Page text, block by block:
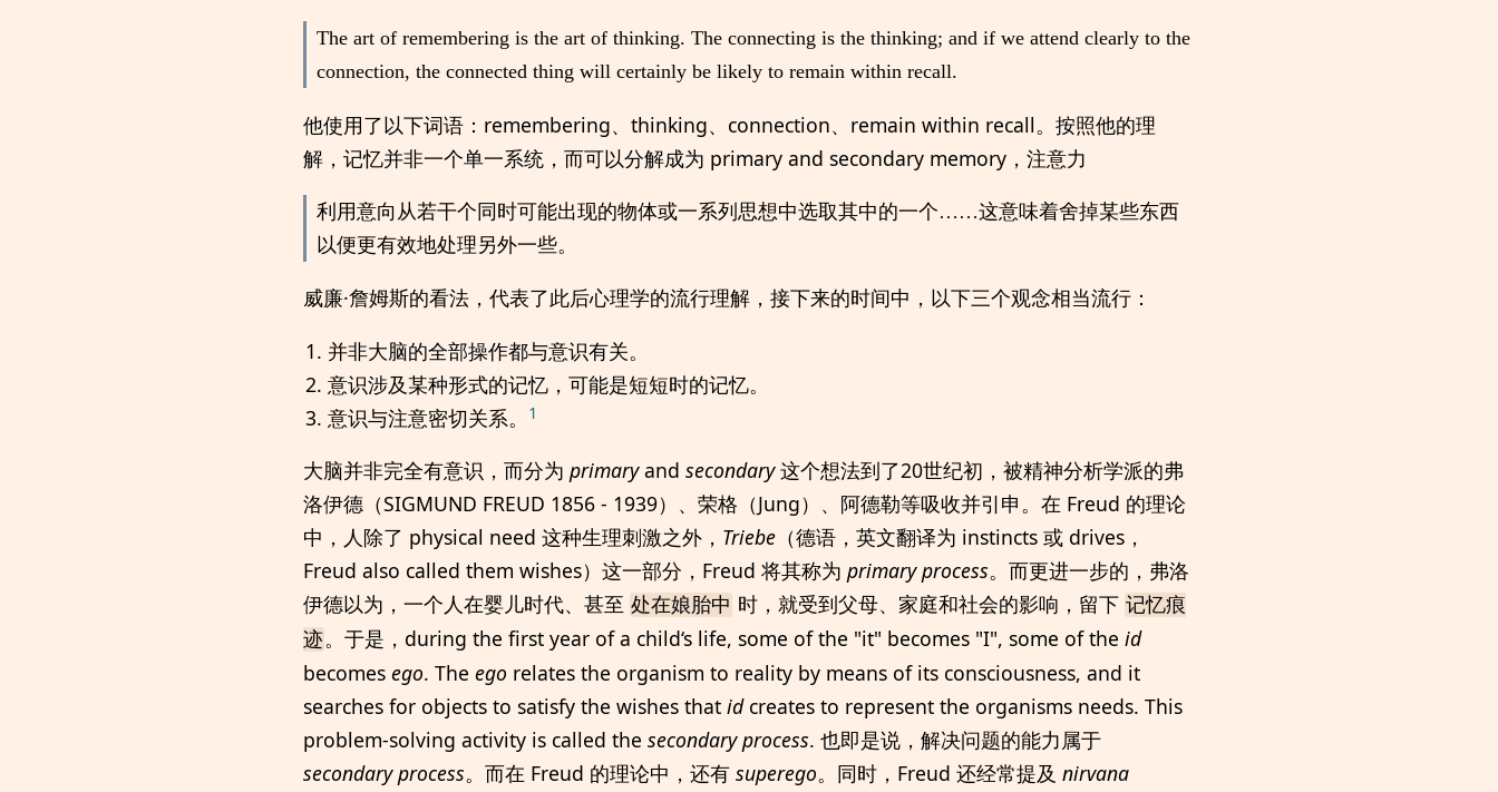
The art of remembering is the art of thinking. The connecting is the thinking; and if we attend clearly to the
connection, the connected thing will certainly be likely to remain within recall.
他使用了以下词语：remembering、thinking、connection、remain within recall。按照他的理
解，记忆并非一个单一系统，而可以分解成为 primary and secondary memory，注意力
利用意向从若干个同时可能出现的物体或一系列思想中选取其中的一个……这意味着舍掉某些东西
以便更有效地处理另外一些。
威廉·詹姆斯的看法，代表了此后心理学的流行理解，接下来的时间中，以下三个观念相当流行：
并非大脑的全部操作都与意识有关。
意识涉及某种形式的记忆，可能是短短时的记忆。
意识与注意密切关系。
1
大脑并非完全有意识，而分为 primaryand secondary这个想法到了20世纪初，被精神分析学派的弗
洛伊德（SIGMUND FREUD 1856 - 1939）、荣格（Jung）、阿德勒等吸收并引申。在 Freud 的理论
中，人除了 physical need 这种生理刺激之外， Triebe （德语，英文翻译为 instincts 或 drives，
Freud also called them wishes）这一部分，Freud 将其称为 primary process。而更进一步的，弗洛
伊德以为，一个人在婴儿时代、甚至 处在娘胎中 时，就受到父母、家庭和社会的影响，留下 记忆痕
迹。于是，during the first year of a child‘s life, some of the "it" becomes "I", some of the id
becomes ego. The ego relates the organism to reality by means of its consciousness, and it
searches for objects to satisfy the wishes that idcreates to represent the organisms needs. This
problem-solving activity is called the secondary process. 也即是说，解决问题的能力属于
secondary process。而在 Freud 的理论中，还有 superego。同时，Freud 还经常提及 nirvana